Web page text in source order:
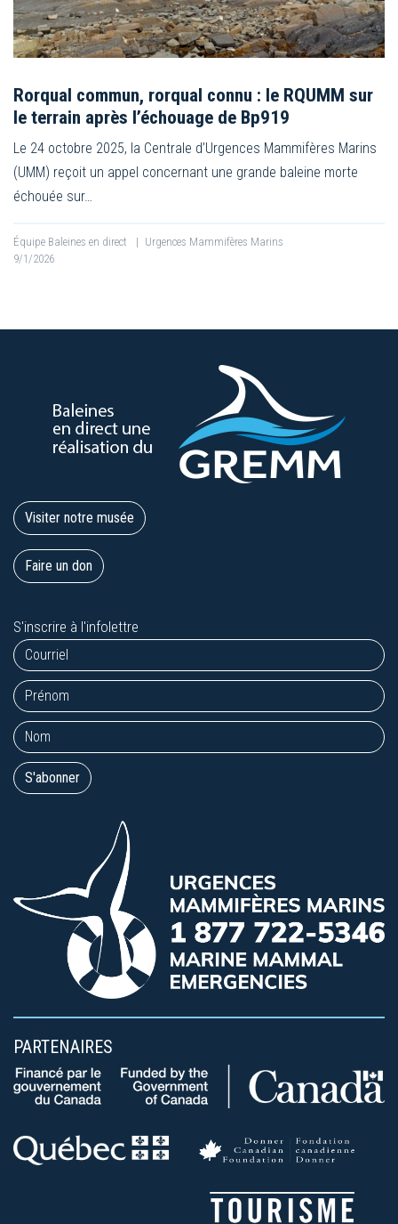
Rorqual commun, rorqual connu : le RQUMM sur
le terrain après l’échouage de Bp919
Le 24 octobre 2025, la Centrale d’Urgences Mammifères Marins
(UMM) reçoit un appel concernant une grande baleine morte
échouée sur…
Équipe Baleines en direct | Urgences Mammifères Marins
9/1/2026
Visiter notre musée
Faire un don
S'inscrire à l'infolettre
PARTENAIRES